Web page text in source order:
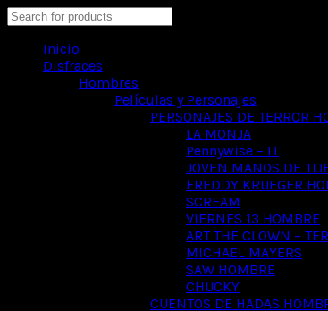
Inicio
Disfraces
Hombres
Películas y Personajes
PERSONAJES DE TERROR
LA MONJA
Pennywise – IT
JOVEN MANOS DE
FREDDY KRUEGER
SCREAM
VIERNES 13 HOMBRE
ART THE CLOWN –
MICHAEL MAYERS
SAW HOMBRE
CHUCKY
CUENTOS DE HADAS